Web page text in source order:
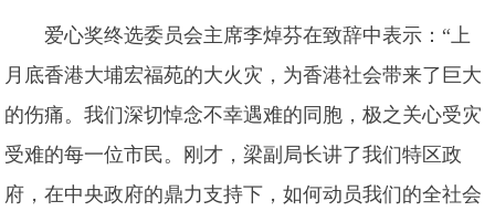
爱心奖终选委员会主席李焯芬在致辞中表示：“上
月底香港大埔宏福苑的大火灾，为香港社会带来了巨大
的伤痛。我们深切悼念不幸遇难的同胞，极之关心受灾
受难的每一位市民。刚才，梁副局长讲了我们特区政
府，在中央政府的鼎力支持下，如何动员我们的全社会